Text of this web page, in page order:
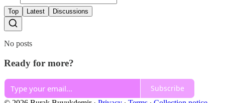
Top Latest Discussions
No posts
Ready for more?
Subscribe